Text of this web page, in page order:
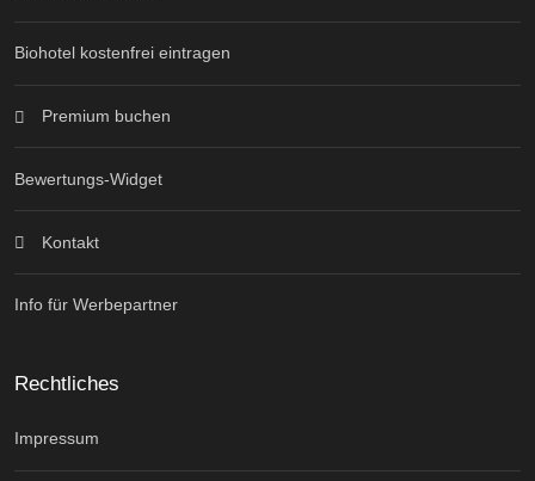
Biohotel kostenfrei eintragen
Premium buchen
Bewertungs-Widget
Kontakt
Info für Werbepartner
Rechtliches
Impressum